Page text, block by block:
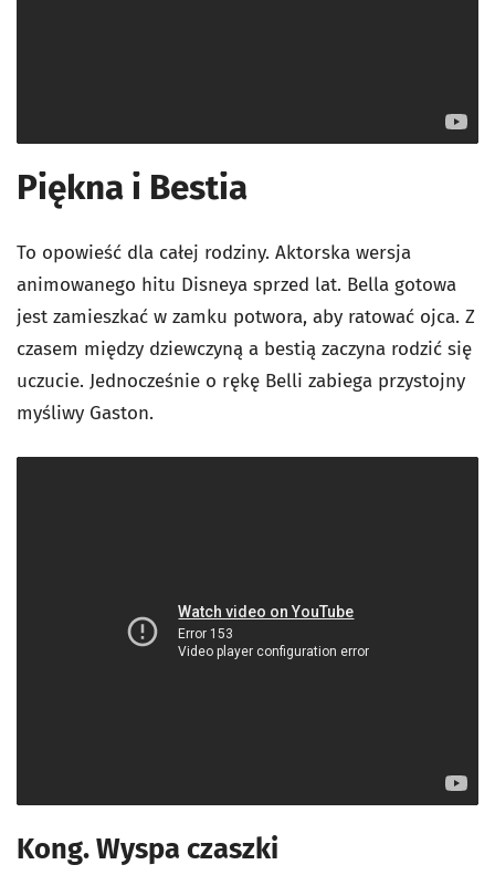
Piękna i Bestia
To opowieść dla całej rodziny. Aktorska wersja
animowanego hitu Disneya sprzed lat. Bella gotowa
jest zamieszkać w zamku potwora, aby ratować ojca. Z
czasem między dziewczyną a bestią zaczyna rodzić się
uczucie. Jednocześnie o rękę Belli zabiega przystojny
myśliwy Gaston.
Kong. Wyspa czaszki